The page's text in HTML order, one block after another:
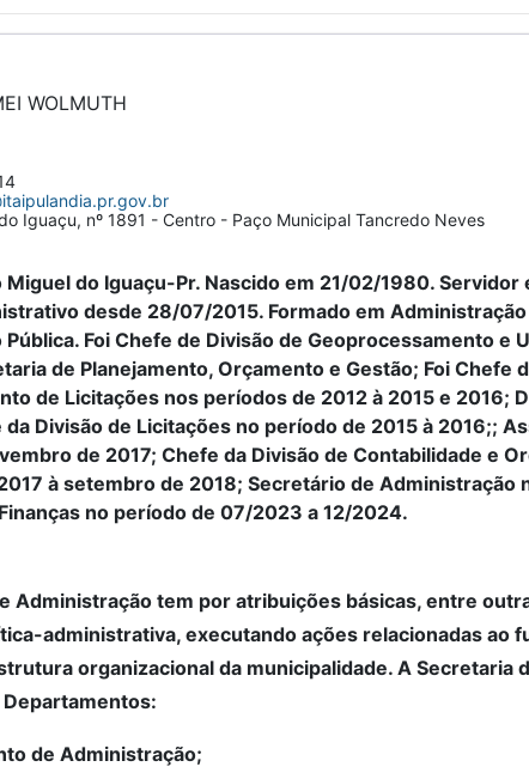
WOLMUTH
Iguaçu, nº 1891 - Centro - Paço Municipal Tancredo Neves
Miguel do Iguaçu-Pr. Nascido em 21/02/1980.
desde 28/07/2015. Formado em Administração
Foi Chefe de Divisão de Geoprocessamento e
de Planejamento, Orçamento e Gestão; Foi Chefe
de Licitações nos períodos de 2012 à 2015 e 2016;
da Divisão de Licitações no período de 2015 à 2016;;
de 2017; Chefe da Divisão de Contabilidade e
à setembro de 2018; Secretário de Administração
no período de 07/2023 a 12/2024.
Administração tem por atribuições básicas, entre
administrativa, executando ações relacionadas ao
organizacional da municipalidade. A Secretaria
de Administração;